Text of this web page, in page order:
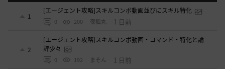
1
[エージェント攻略]スキルコンボ動画並びにスキル特化
0 200 夜狐丸 1 日前
2
[エージェント攻略]スキルコンボ動画・コマンド・特化と論
評少々
0 192 まそん 1 日前